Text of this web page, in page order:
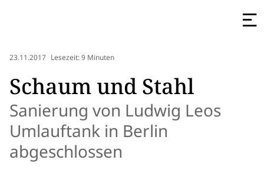
23.11.2017 Lesezeit: 9 Minuten
Schaum und Stahl
Sanierung von Ludwig Leos
Umlauftank in Berlin
abgeschlossen